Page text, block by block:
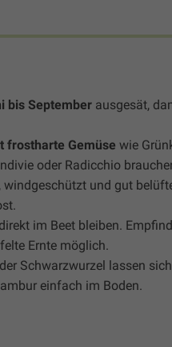
bis September ausgesät,
frostharte Gemüse wie
oder Radicchio
, windgeschützt und gut
im Beet bleiben.
Ernte möglich.
Schwarzwurzel lassen
einfach im Boden.